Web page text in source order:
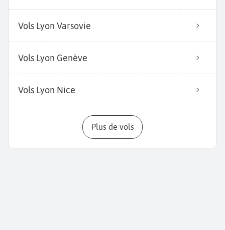
Vols Lyon Varsovie
Vols Lyon Genève
Vols Lyon Nice
Plus de vols